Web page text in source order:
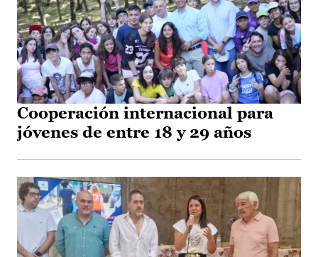
Cooperación internacional para
jóvenes de entre 18 y 29 años